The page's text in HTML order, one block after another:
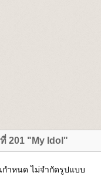
201 "My Idol"
กำหนด ไม่จำกัดรูปแบบ